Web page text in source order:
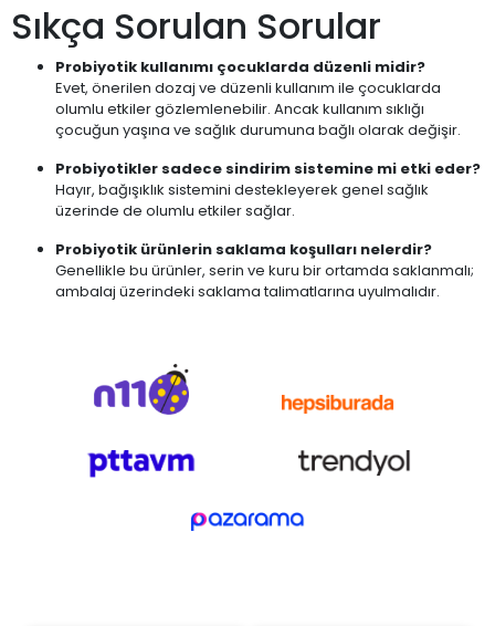
Sıkça Sorulan Sorular
Probiyotik kullanımı çocuklarda düzenli midir?
Evet, önerilen dozaj ve düzenli kullanım ile çocuklarda
olumlu etkiler gözlemlenebilir. Ancak kullanım sıklığı
çocuğun yaşına ve sağlık durumuna bağlı olarak değişir.
Probiyotikler sadece sindirim sistemine mi etki eder?
Hayır, bağışıklık sistemini destekleyerek genel sağlık
üzerinde de olumlu etkiler sağlar.
Probiyotik ürünlerin saklama koşulları nelerdir?
Genellikle bu ürünler, serin ve kuru bir ortamda saklanmalı;
ambalaj üzerindeki saklama talimatlarına uyulmalıdır.